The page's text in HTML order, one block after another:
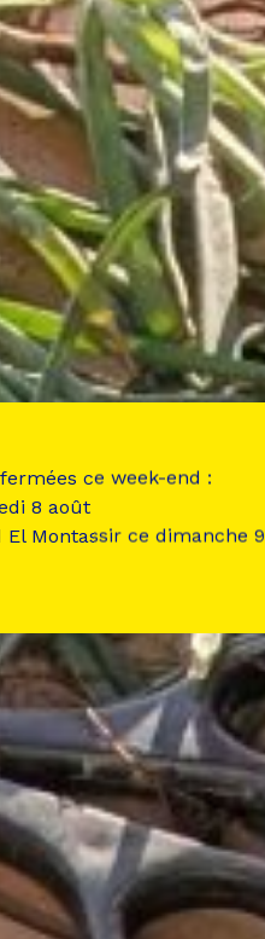
ce week-end :
8 août
Montassir ce dimanche 9